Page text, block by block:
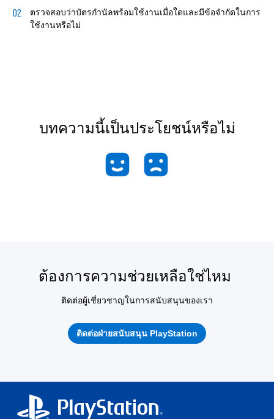
ตรวจสอบว่าบัตรกำนัลพร้อมใช้งานเมื่อใดและมีข้อจำกัดในการ
ใช้งานหรือไม่
บทความนี้เป็นประโยชน์หรือไม่
ต้องการความช่วยเหลือใช่ไหม
ติดต่อผู้เชี่ยวชาญในการสนับสนุนของเรา
ติดต่อฝ่ายสนับสนุน PlayStation